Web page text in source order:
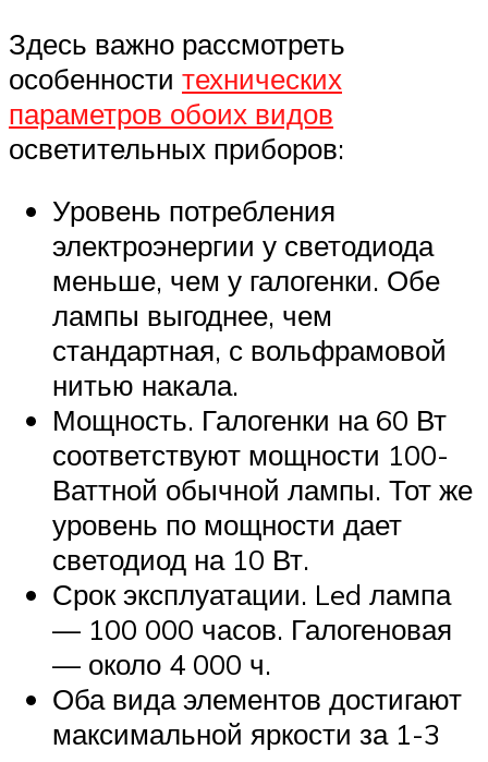
Здесь важно рассмотреть
особенности технических
параметров обоих видов
осветительных приборов:
Уровень потребления
электроэнергии у светодиода
меньше, чем у галогенки. Обе
лампы выгоднее, чем
стандартная, с вольфрамовой
нитью накала.
Мощность. Галогенки на 60 Вт
соответствуют мощности 100-
Ваттной обычной лампы. Тот же
уровень по мощности дает
светодиод на 10 Вт.
Срок эксплуатации. Led лампа
— 100 000 часов. Галогеновая
— около 4 000 ч.
Оба вида элементов достигают
максимальной яркости за 1-3